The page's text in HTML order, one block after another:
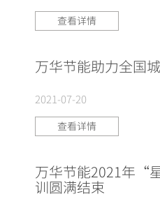
查看详情
万华节能助力全国
2021-07-20
查看详情
万华节能2021年“
训圆满结束